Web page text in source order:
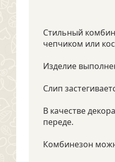
Стильный
чепчиком или
Изделие
Слип
В качестве
переде.
Комбинезон